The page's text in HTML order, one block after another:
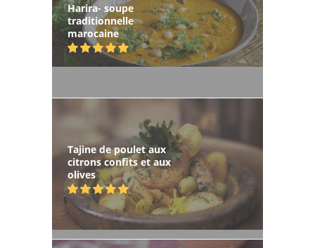
Harira- soupe
traditionnelle
marocaine
Tajine de poulet aux
citrons confits et aux
olives